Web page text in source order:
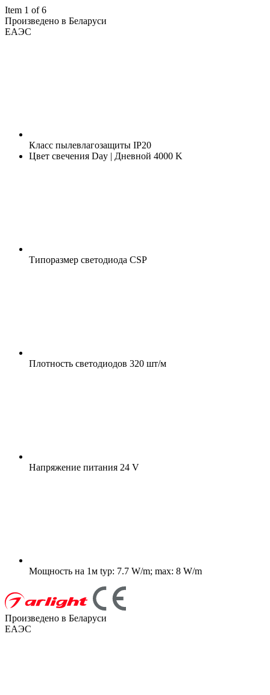
Item 1 of 6
Произведено в Беларуси
ЕАЭС
Класс пылевлагозащиты IP20
Цвет свечения Day | Дневной 4000 K
Типоразмер светодиода CSP
Плотность светодиодов 320 шт/м
Напряжение питания 24 V
Мощность на 1м typ: 7.7 W/m; max: 8 W/m
Произведено в Беларуси
ЕАЭС